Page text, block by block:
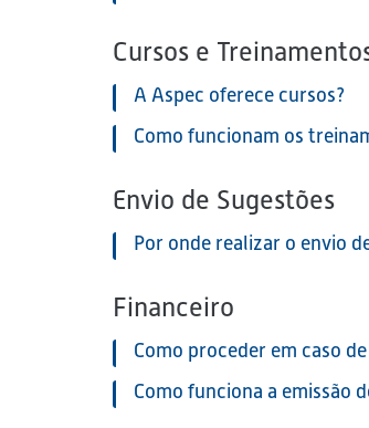
Cursos e
A Aspec oferece cursos?
Como funcionam os
Envio de Sugestões
Por onde realizar o envio
Financeiro
Como proceder em caso
Como funciona a emissão